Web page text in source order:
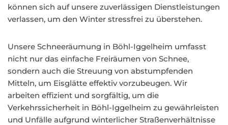
können sich auf unsere zuverlässigen Dienstleistungen
verlassen, um den Winter stressfrei zu überstehen.
Unsere Schneeräumung in Böhl-Iggelheim umfasst
nicht nur das einfache Freiräumen von Schnee,
sondern auch die Streuung von abstumpfenden
Mitteln, um Eisglätte effektiv vorzubeugen. Wir
arbeiten effizient und sorgfältig, um die
Verkehrssicherheit in Böhl-Iggelheim zu gewährleisten
und Unfälle aufgrund winterlicher Straßenverhältnisse